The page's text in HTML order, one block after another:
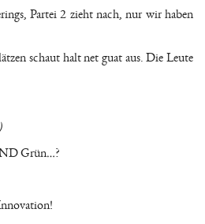
Partei 2 zieht nach, nur wir haben
schaut halt net guat aus. Die Leute
Grün…?